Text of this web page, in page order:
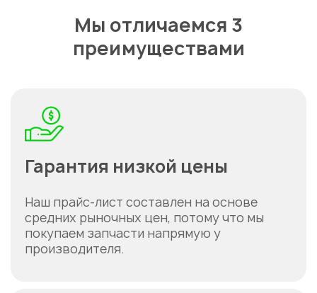
Мы отличаемся 3
преимуществами
Гарантия низкой цены
Наш прайс-лист составлен на основе
средних рыночных цен, потому что мы
покупаем запчасти напрямую у
производителя.